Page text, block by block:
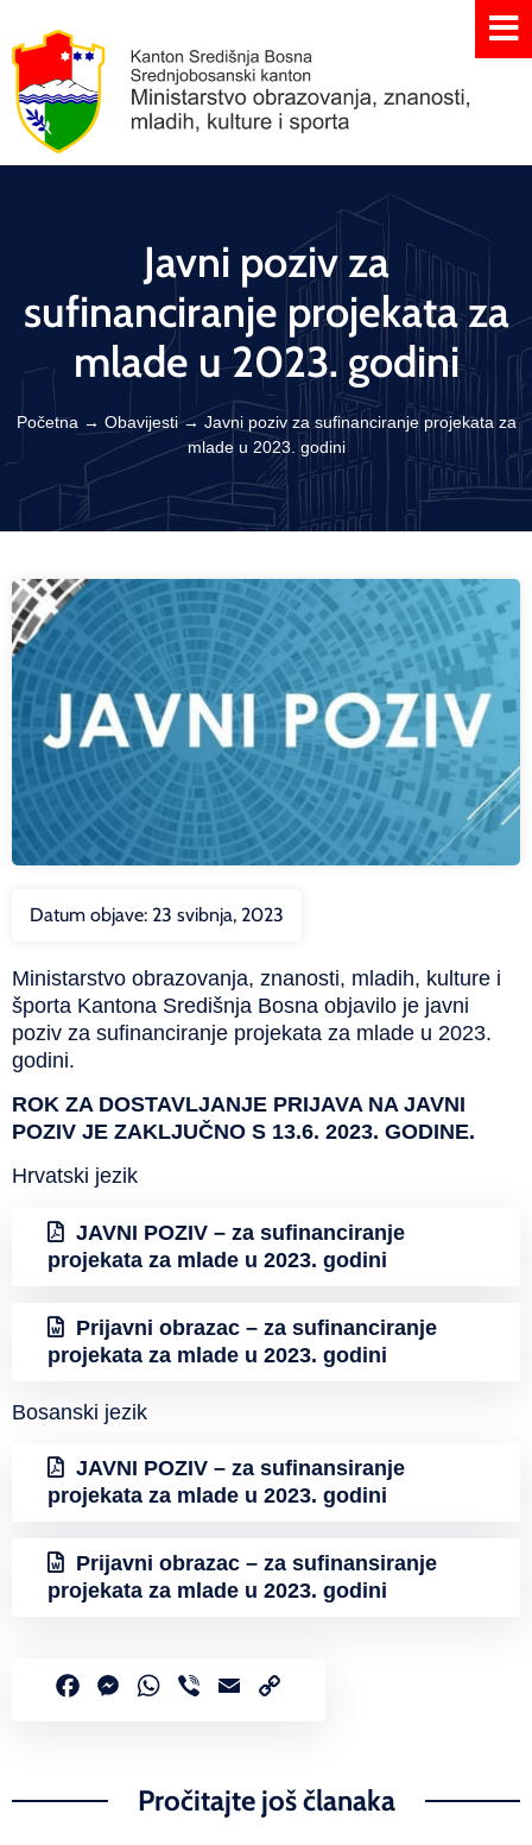
Javni poziv za
sufinanciranje projekata za
mlade u 2023. godini
Početna → Obavijesti→ Javni poziv za sufinanciranje projekata za
mlade u 2023. godini
Datum objave: 23 svibnja, 2023
Ministarstvo obrazovanja, znanosti, mladih, kulture i
športa Kantona Središnja Bosna objavilo je javni
poziv za sufinanciranje projekata za mlade u 2023.
godini.
ROK ZA DOSTAVLJANJE PRIJAVA NA JAVNI
POZIV JE ZAKLJUČNO S 13.6. 2023. GODINE.
Hrvatski jezik
JAVNI POZIV – za sufinanciranje
projekata za mlade u 2023. godini
Prijavni obrazac – za sufinanciranje
projekata za mlade u 2023. godini
Bosanski jezik
JAVNI POZIV – za sufinansiranje
projekata za mlade u 2023. godini
Prijavni obrazac – za sufinansiranje
projekata za mlade u 2023. godini
FacebookMessenger
WhatsApp
Viber Email
Pročitajte još članaka